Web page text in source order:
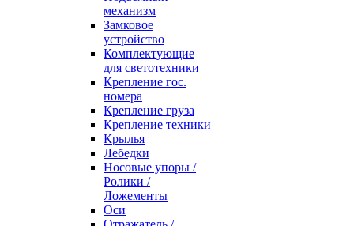
механизм
Замковое
устройство
Комплектующие
для светотехники
Крепление гос.
номера
Крепление груза
Крепление техники
Крылья
Лебедки
Носовые упоры /
Ролики /
Ложементы
Оси